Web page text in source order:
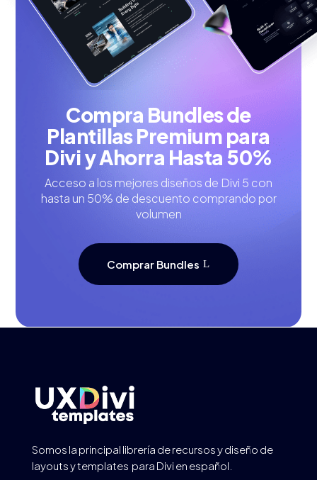
Compra Bundles de
Plantillas Premium para
Divi y Ahorra Hasta 50%
Acceso a los mejores diseños de Divi 5 con
hasta un 50% de descuento comprando por
volumen
Comprar Bundles
Somos la principal librería de recursos y diseño de
layouts y templates para Divi en español.